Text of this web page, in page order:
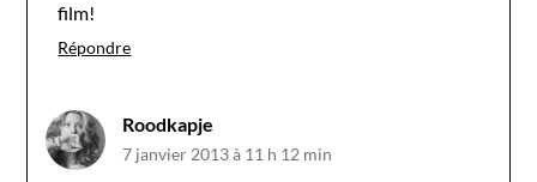
film!
Répondre
Roodkapje
7 janvier 2013 à 11 h 12 min